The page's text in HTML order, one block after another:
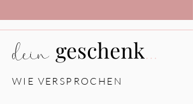
dein geschenk...
WIE VERSPROCHEN